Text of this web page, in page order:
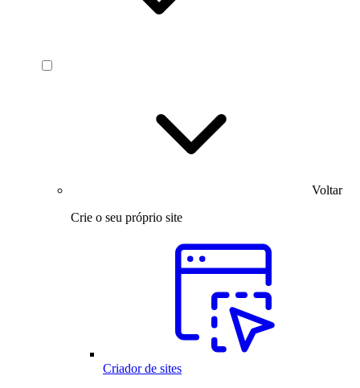
Voltar
Crie o seu próprio site
Criador de sites